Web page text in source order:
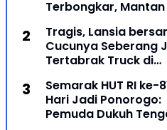
Terbongkar,
Ditahan Kejari
Tragis, Lansia
Cucunya Seberang
Tertabrak Truck di
Meninggal
Semarak HUT RI ke-
Hari Jadi Ponorogo:
Pemuda Dukuh